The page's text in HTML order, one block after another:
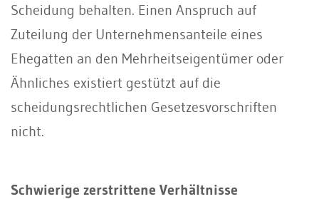
Scheidung behalten. Einen Anspruch auf
Zuteilung der Unternehmensanteile eines
Ehegatten an den Mehrheitseigentümer oder
Ähnliches existiert gestützt auf die
scheidungsrechtlichen Gesetzesvorschriften
nicht.
Schwierige zerstrittene Verhältnisse